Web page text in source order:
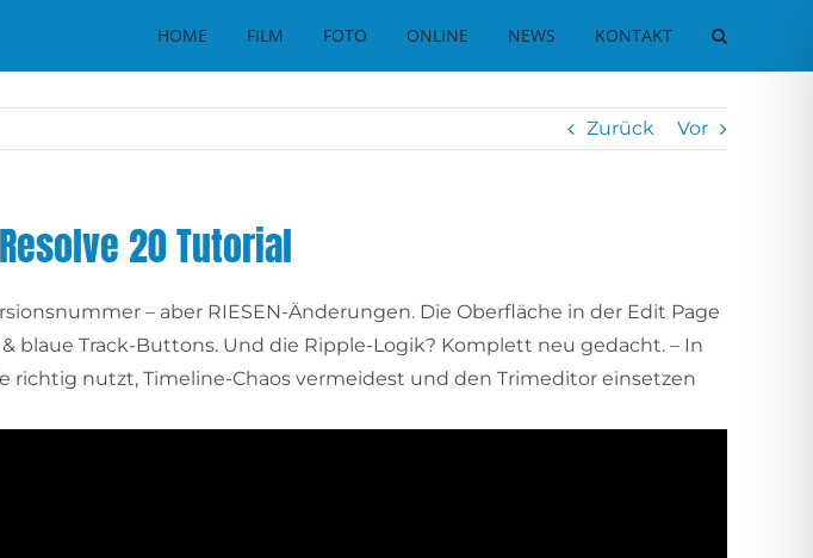
HOME FILM FOTO ONLINE NEWS KONTAKT
Zurück Vor
20 Tutorial
– aber RIESEN-Änderungen. Die Oberfläche in der Edit Page
blaue Track-Buttons. Und die Ripple-Logik? Komplett neu gedacht. – In
nutzt, Timeline-Chaos vermeidest und den Trimeditor einsetzen